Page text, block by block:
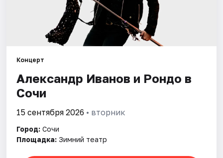
Города
Площадки
Рейтинги
Концерт
Александр Иванов и Рондо в
Сочи
15 сентября 2026 • вторник
Город: Сочи
Площадка: Зимний театр